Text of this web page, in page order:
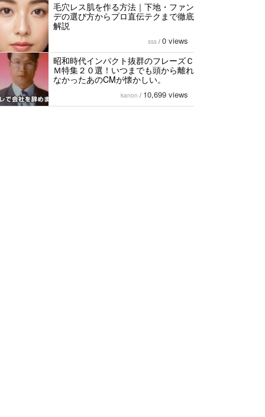
毛穴レス肌を作る方法｜下地・ファン
デの選び方からプロ直伝テクまで徹底
解説
sss / 0 views
昭和時代インパクト抜群のフレーズＣ
Ｍ特集２０選！いつまでも頭から離れ
なかったあのCMが懐かしい。
kanon / 10,699 views